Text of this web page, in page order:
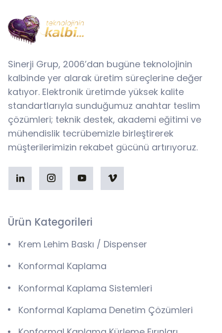
Sinerji Grup, 2006’dan bugüne teknolojinin
kalbinde yer alarak üretim süreçlerine değer
katıyor. Elektronik üretimde yüksek kalite
standartlarıyla sunduğumuz anahtar teslim
çözümleri; teknik destek, akademi eğitimi ve
mühendislik tecrübemizle birleştirerek
müşterilerimizin rekabet gücünü artırıyoruz.
Ürün Kategorileri
Krem Lehim Baskı / Dispenser
Konformal Kaplama
Konformal Kaplama Sistemleri
Konformal Kaplama Denetim Çözümleri